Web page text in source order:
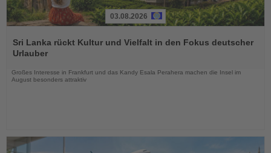
Sie
die
03.08.2026
Sri Lanka rückt Kultur und Vielfalt in den Fokus deutscher
Urlauber
Großes Interesse in Frankfurt und das Kandy Esala Perahera machen die Insel im
August besonders attraktiv